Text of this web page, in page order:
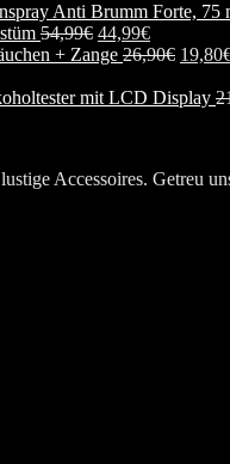
54,99€ 44,99€
+ Zange 26,90€ 19,80
mit LCD Display
Accessoires. Getreu